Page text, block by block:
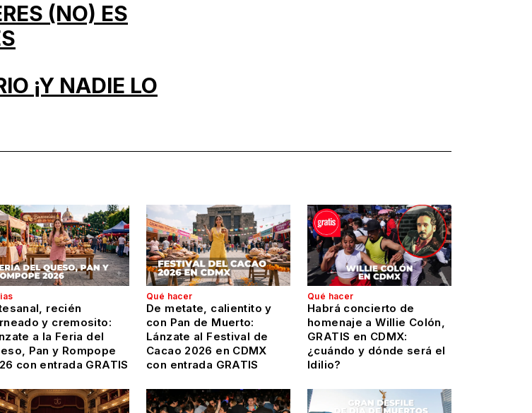
(NO) ES
¡Y NADIE LO
recién
y cremosito:
a la Feria del
Pan y Rompope
con entrada GRATIS
Qué hacer
De metate, calientito y
con Pan de Muerto:
Lánzate al Festival de
Cacao 2026 en CDMX
con entrada GRATIS
Qué hacer
Habrá concierto de
homenaje a Willie Colón,
GRATIS en CDMX:
¿cuándo y dónde será el
Idilio?